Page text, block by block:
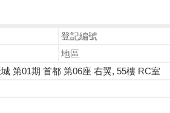
登記編號
地區
第01期 首都 第06座 右翼, 55樓 RC室